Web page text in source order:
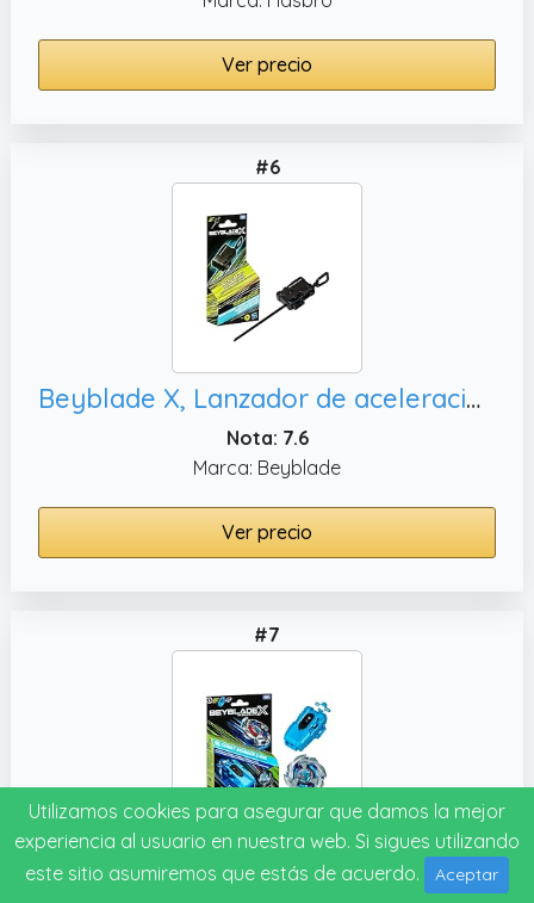
Ver precio
#6
Beyblade X, Lanzador de aceleración Oficial
Nota: 7.6
Marca: Beyblade
Ver precio
#7
Beyblade X, Set Premium de Lanzador con Cuerda y Top Cobalt Dragoon 2-60C de rotación Izquierda
Utilizamos cookies para asegurar que damos la mejor
experiencia al usuario en nuestra web. Si sigues utilizando
este sitio asumiremos que estás de acuerdo.
Aceptar